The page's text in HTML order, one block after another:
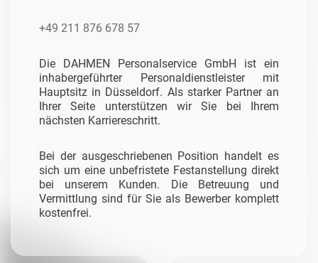
+49 211 876 678 57
Die DAHMEN Personalservice GmbH ist ein
inhabergeführter Personaldienstleister mit
Hauptsitz in Düsseldorf. Als starker Partner an
Ihrer Seite unterstützen wir Sie bei Ihrem
nächsten Karriereschritt.
Bei der ausgeschriebenen Position handelt es
sich um eine unbefristete Festanstellung direkt
bei unserem Kunden. Die Betreuung und
Vermittlung sind für Sie als Bewerber komplett
kostenfrei.